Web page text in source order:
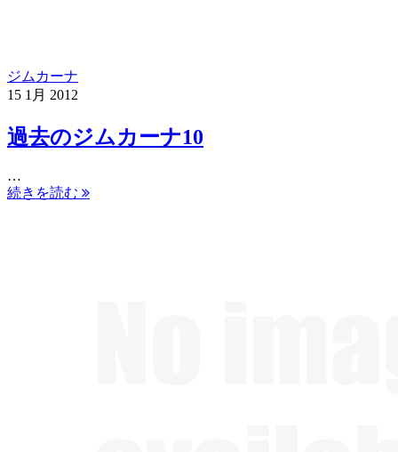
ジムカーナ
15 1月 2012
過去のジムカーナ10
…
続きを読む